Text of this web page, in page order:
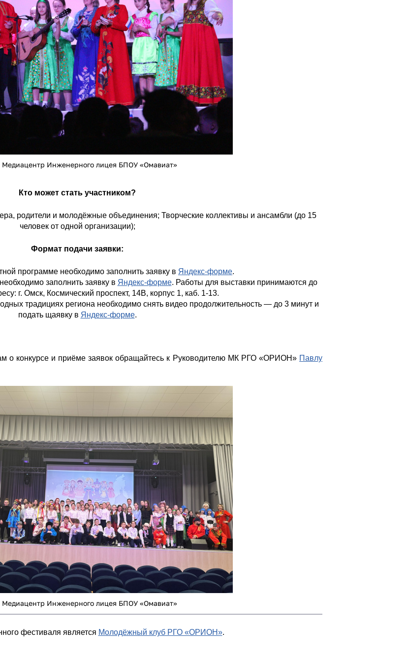
Медиацентр Инженерного лицея БПОУ «Омавиат»
Кто может стать участником?
родители и молодёжные объединения; Творческие коллективы и ансамбли (до 15
человек от одной организации);
Формат подачи заявки:
программе необходимо заполнить заявку в Яндекс-форме.
заполнить заявку в Яндекс-форме. Работы для выставки принимаются до
г. Омск, Космический проспект, 14В, корпус 1, каб. 1-13.
традициях региона необходимо снять видео продолжительность — до 3 минут и
подать щаявку в Яндекс-форме.
о конкурсе и приёме заявок обращайтесь к Руководителю МК РГО «ОРИОН» Павлу
«Омавиат»
Медиацентр Инженерного лицея БПОУ «Омавиат»
фестиваля является Молодёжный клуб РГО «ОРИОН».